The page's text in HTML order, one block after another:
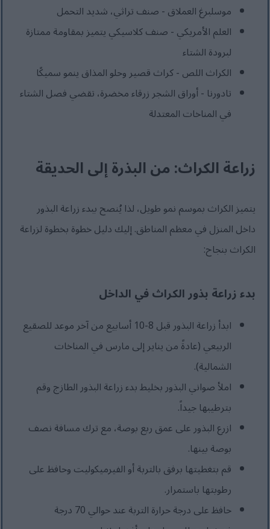
موسلبرغ العملاق - صنف تراثي، شديد التحمل
العلم الأمريكي - صنف كلاسيكي يتميز بمقاومة ممتازة
لبرودة الشتاء
الكراث اللص - كراث قصير وحلو المذاق ينمو سميكًا
تادورنا - أوراق الشجر زرقاء مخضرة، تقضي فصل الشتاء
في المناخات المعتدلة
زراعة الكراث: من البذرة إلى الحديقة
يتميز الكراث بموسم نمو طويل، لذا يُنصح ببدء زراعة البذور
داخل المنزل في معظم المناطق. إليك دليل خطوة بخطوة لزراعة
الكراث بنجاح:
بدء زراعة بذور الكراث في الداخل
ابدأ زراعة البذور قبل 8-10 أسابيع من آخر موعد للصقيع
الربيعي (عادةً من يناير إلى مارس في المناخات
الشمالية).
املأ صواني البذور بخليط بدء زراعة البذور الطازج وقم
بترطيبها جيداً.
ازرع البذور على عمق ربع بوصة، مع ترك مسافة نصف
بوصة بينها.
قم بتغطيتها برفق بالتربة أو الفيرميكوليت وحافظ على
رطوبتها باستمرار.
حافظ على درجة حرارة التربة عند حوالي 70 درجة